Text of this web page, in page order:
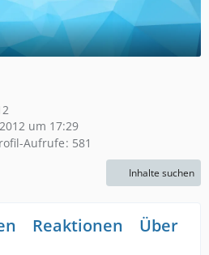
um 17:29
Aufrufe 581
Inhalte suchen
Reaktionen Über